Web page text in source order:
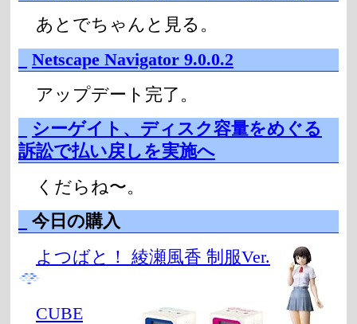
あとでちゃんと見る。
Netscape Navigator 9.0.0.2
アップデート完了。
シーゲイト、ディスク容量をめぐる
訴訟で払い戻しを実施へ
くだらね〜。
今日の購入
よつばと！ 綾瀬風香 制服Ver.
CUBE